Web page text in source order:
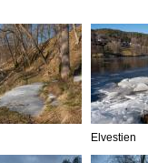
Elvestien